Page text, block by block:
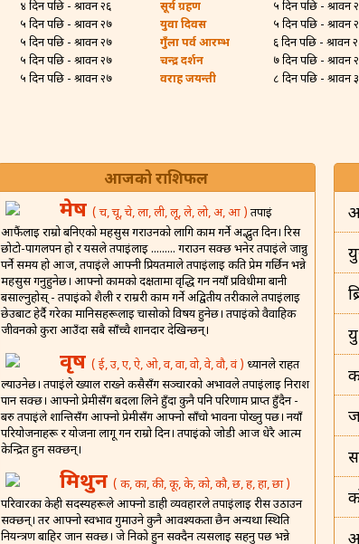
४ दिन पछि - श्रावन २६
५ दिन पछि - श्रावन २७
५ दिन पछि - श्रावन २७
५ दिन पछि - श्रावन २७
५ दिन पछि - श्रावन २७
सूर्य ग्रहण
५ दिन पछि - श्रावन
युवा दिवस
५ दिन पछि - श्रावन
गुँला पर्व आरम्भ
६ दिन पछि - श्रावन
चन्द्र दर्शन
७ दिन पछि - श्रावन
वराह जयन्ती
८ दिन पछि - श्रावन
आजको राशिफल
मेष( च, चू, चे, ला, ली, लू, ले, लो, अ, आ )तपाईं
आफैंलाई राम्रो बनिएको महसुस गराउनको लागि काम गर्ने अद्भुत दिन। रिस
छोटो-पागलपन हो र यसले तपाईंलाई ......... गराउन सक्छ भनेर तपाईंले जान्नु
पर्ने समय हो आज, तपाईंले आफ्नी प्रियतमाले तपाईंलाई कति प्रेम गर्छिन भन्ने
महसुस गर्नुहुनेछ। आफ्नो कामको दक्षतामा वृद्धि गर्न नयाँ प्रविधीमा बानी
बसाल्नुहोस् - तपाईंको शैली र राम्ररी काम गर्ने अद्वितीय तरीकाले तपाईंलाई
छेउबाट हेर्दै गरेका मानिसहरूलाई चासोको विषय हुनेछ। तपाईंको वैवाहिक
जीवनको कुरा आउँदा सबै साँच्चै शानदार देखिन्छन्।
वृष( ई, उ, ए, ऐ, ओ, व, वा, वो, वे, वौ, वं ) ध्यानले राहत
ल्याउनेछ। तपाईंले ख्याल राख्ने कसैसँग सञ्चारको अभावले तपाईंलाई निराश
पार्न सक्छ। आफ्नो प्रेमीसँग बदला लिने हुँदा कुनै पनि परिणाम प्राप्त हुँदैन -
बरु तपाईंले शान्तिसँग आफ्नो प्रेमीसँग आफ्नो साँचो भावना पोख्नु पर्छ। नयाँ
परियोजनाहरू र योजना लागू गर्न राम्रो दिन। तपाईंको जोडी आज धेरै आत्म
केन्द्रित हुन सक्छन्।
मिथुन( क, का, की, कू, के, को, कौ, छ, ह, हा, छा )
परिवारका केही सदस्यहरूले आफ्नो डाही व्यवहारले तपाईंलाई रीस उठाउन
सक्छन्। तर आफ्नो स्वभाव गुमाउने कुनै आवश्यकता छैन अन्यथा स्थिति
नियन्त्रण बाहिर जान सक्छ। जे निको हुन सक्दैन त्यसलाई सहनु पर्छ भन्ने